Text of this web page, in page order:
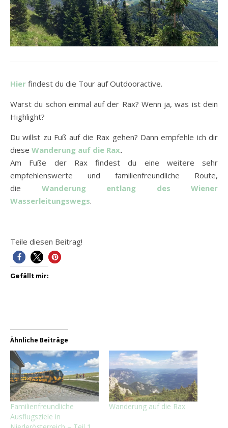
Hier findest du die Tour auf Outdooractive.
Warst du schon einmal auf der Rax? Wenn ja, was ist dein
Highlight?
Du willst zu Fuß auf die Rax gehen? Dann empfehle ich dir
diese Wanderung auf die Rax.
Am Fuße der Rax findest du eine weitere sehr
empfehlenswerte und familienfreundliche Route,
die Wanderung entlang des Wiener
Wasserleitungswegs.
Teile diesen Beitrag!
Gefällt mir:
Ähnliche Beiträge
Familienfreundliche
Ausflugsziele in
Wanderung auf die Rax